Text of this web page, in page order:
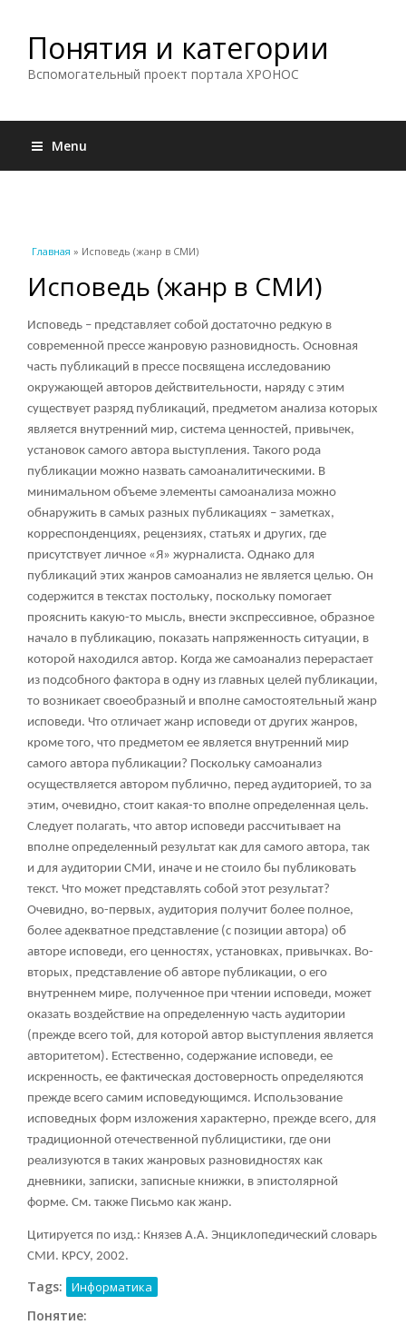
Понятия и категории
Вспомогательный проект портала ХРОНОС
Menu
Вы здесь
Главная » Исповедь (жанр в СМИ)
Исповедь (жанр в СМИ)
Исповедь – представляет собой достаточно редкую в
современной прессе жанровую разновидность. Основная
часть публикаций в прессе посвящена исследованию
окружающей авторов действительности, наряду с этим
существует разряд публикаций, предметом анализа которых
является внутренний мир, система ценностей, привычек,
установок самого автора выступления. Такого рода
публикации можно назвать самоаналитическими. В
минимальном объеме элементы самоанализа можно
обнаружить в самых разных публикациях – заметках,
корреспонденциях, рецензиях, статьях и других, где
присутствует личное «Я» журналиста. Однако для
публикаций этих жанров самоанализ не является целью. Он
содержится в текстах постольку, поскольку помогает
прояснить какую-то мысль, внести экспрессивное, образное
начало в публикацию, показать напряженность ситуации, в
которой находился автор. Когда же самоанализ перерастает
из подсобного фактора в одну из главных целей публикации,
то возникает своеобразный и вполне самостоятельный жанр
исповеди. Что отличает жанр исповеди от других жанров,
кроме того, что предметом ее является внутренний мир
самого автора публикации? Поскольку самоанализ
осуществляется автором публично, перед аудиторией, то за
этим, очевидно, стоит какая-то вполне определенная цель.
Следует полагать, что автор исповеди рассчитывает на
вполне определенный результат как для самого автора, так
и для аудитории СМИ, иначе и не стоило бы публиковать
текст. Что может представлять собой этот результат?
Очевидно, во-первых, аудитория получит более полное,
более адекватное представление (с позиции автора) об
авторе исповеди, его ценностях, установках, привычках. Во-
вторых, представление об авторе публикации, о его
внутреннем мире, полученное при чтении исповеди, может
оказать воздействие на определенную часть аудитории
(прежде всего той, для которой автор выступления является
авторитетом). Естественно, содержание исповеди, ее
искренность, ее фактическая достоверность определяются
прежде всего самим исповедующимся. Использование
исповедных форм изложения характерно, прежде всего, для
традиционной отечественной публицистики, где они
реализуются в таких жанровых разновидностях как
дневники, записки, записные книжки, в эпистолярной
форме. См. также Письмо как жанр.
Цитируется по изд.: Князев А.А. Энциклопедический словарь
СМИ. КРСУ, 2002.
Tags: Информатика
Понятие: